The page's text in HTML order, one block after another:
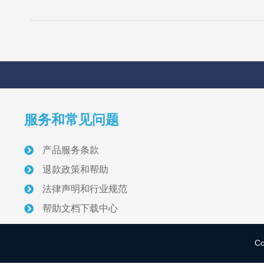
服务和常见问题
产品服务条款
退款政策和帮助
法律声明和行业规范
帮助文档下载中心